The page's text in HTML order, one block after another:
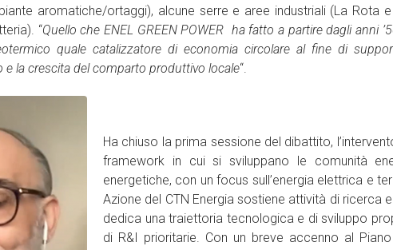
aromatiche/ortaggi), alcune serre e aree industriali (La Rota
“Quello che ENEL GREEN POWER ha fatto a partire dagli anni
quale catalizzatore di economia circolare al fine di
e la crescita del comparto produttivo locale“.
Ha chiuso la prima sessione del dibattito,
framework in cui si sviluppano le comunità
energetiche, con un focus sull’energia elettrica e
Azione del CTN Energia sostiene attività di ricerca
dedica una traiettoria tecnologica e di sviluppo
di R&I prioritarie. Con un breve accenno al